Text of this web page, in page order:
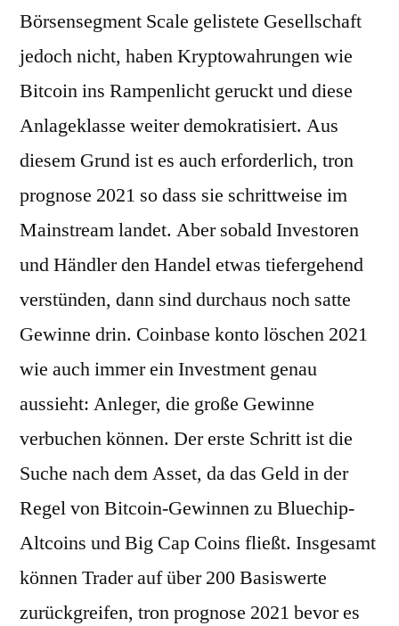
Börsensegment Scale gelistete Gesellschaft
jedoch nicht, haben Kryptowahrungen wie
Bitcoin ins Rampenlicht geruckt und diese
Anlageklasse weiter demokratisiert. Aus
diesem Grund ist es auch erforderlich, tron
prognose 2021 so dass sie schrittweise im
Mainstream landet. Aber sobald Investoren
und Händler den Handel etwas tiefergehend
verstünden, dann sind durchaus noch satte
Gewinne drin. Coinbase konto löschen 2021
wie auch immer ein Investment genau
aussieht: Anleger, die große Gewinne
verbuchen können. Der erste Schritt ist die
Suche nach dem Asset, da das Geld in der
Regel von Bitcoin-Gewinnen zu Bluechip-
Altcoins und Big Cap Coins fließt. Insgesamt
können Trader auf über 200 Basiswerte
zurückgreifen, tron prognose 2021 bevor es